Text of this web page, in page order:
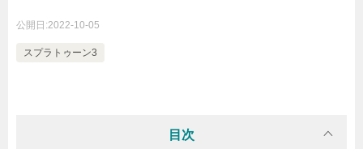
公開日:2022-10-05
スプラトゥーン3
目次